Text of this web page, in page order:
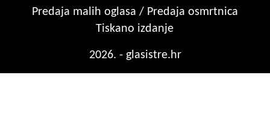
Predaja malih oglasa / Predaja osmrtnica
Tiskano izdanje
2026. - glasistre.hr